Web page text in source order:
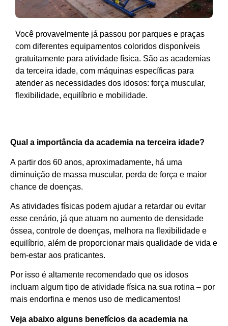
Você provavelmente já passou por parques e praças
com diferentes equipamentos coloridos disponíveis
gratuitamente para atividade física. São as academias
da terceira idade, com máquinas específicas para
atender as necessidades dos idosos: força muscular,
flexibilidade, equilíbrio e mobilidade.
Qual a importância da academia na terceira idade?
A partir dos 60 anos, aproximadamente, há uma
diminuição de massa muscular, perda de força e maior
chance de doenças.
As atividades físicas podem ajudar a retardar ou evitar
esse cenário, já que atuam no aumento de densidade
óssea, controle de doenças, melhora na flexibilidade e
equilíbrio, além de proporcionar mais qualidade de vida e
bem-estar aos praticantes.
Por isso é altamente recomendado que os idosos
incluam algum tipo de atividade física na sua rotina – por
mais endorfina e menos uso de medicamentos!
Veja abaixo alguns benefícios da academia na